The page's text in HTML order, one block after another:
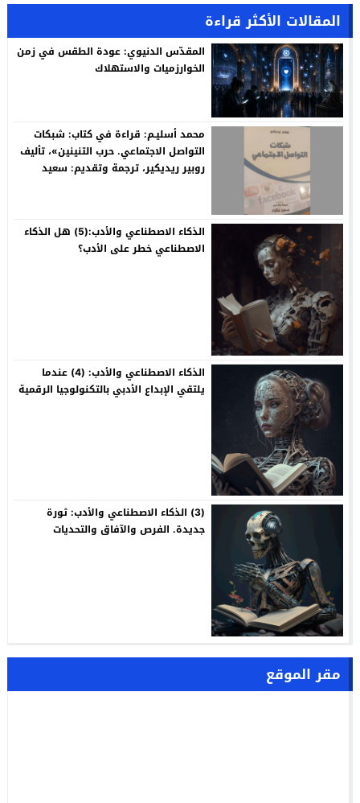
المقالات الأكثر قراءة
المقدّس الدنيوي: عودة الطقس في زمن
الخوارزميات والاستهلاك
محمد أسليـم: قراءة في كتاب: شبكات
التواصل الاجتماعي. حرب التنينين»، تأليف
روبير ريديكير، ترجمة وتقديم: سعيد
الذكاء الاصطناعي والأدب:(5) هل الذكاء
الاصطناعي خطر على الأدب؟
الذكاء الاصطناعي والأدب: (4) عندما
يلتقي الإبداع الأدبي بالتكنولوجيا الرقمية
(3) الذكاء الاصطناعي والأدب: ثورة
جديدة. الفرص والآفاق والتحديات
مقر الموقع